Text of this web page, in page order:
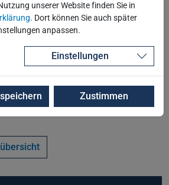
18 20
unserer Website finden Sie in
. Dort können Sie auch später
anpassen.
Einstellungen
Zustimmen